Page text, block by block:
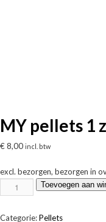
MY pellets 1
€8,00 incl. btw
excl. bezorgen, bezorgen in
pellets
Toevoegen aan
Categorie:Pellets